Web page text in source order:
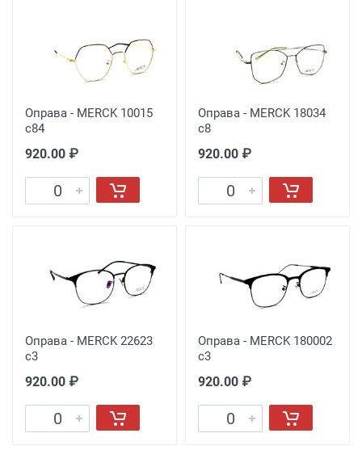
Оправа - MERCK 10015
с84
920.00 ₽
Оправа - MERCK 18034
с8
920.00 ₽
Оправа - MERCK 22623
с3
920.00 ₽
Оправа - MERCK 180002
с3
920.00 ₽